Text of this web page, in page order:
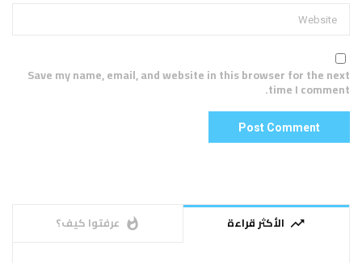
Save my name, email, and website in this browser for the next
time I comment.
trending_up الأكثر قراءة whatshot عرفتوا كيف؟